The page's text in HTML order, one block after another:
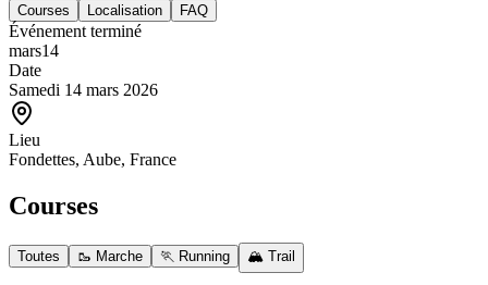
Courses Localisation FAQ
Événement terminé
mars14
Date
Samedi 14 mars 2026
Lieu
Fondettes, Aube, France
Courses
Toutes 🥾 Marche 🏃 Running 🏔️ Trail